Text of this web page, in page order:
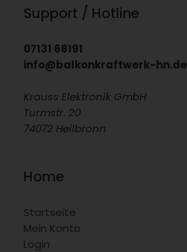
Support / Hotline
07131 68191
info@balkonkraftwerk-hn.de
Krauss Elektronik GmbH
Turmstr. 20
74072 Heilbronn
Home
Startseite
Mein Konto
Login